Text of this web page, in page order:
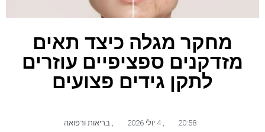
מחקר מגלה כיצד תאים
מזדקנים ספציפיים עוזרים
לתקן גידים פצועים
20:58 4 יולי 2026 בריאות ורפואה